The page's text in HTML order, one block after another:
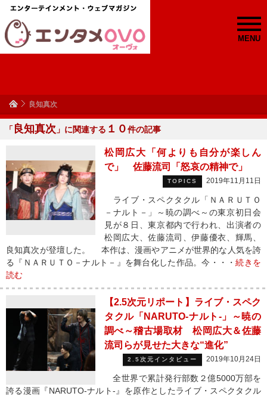
MENU
良知真次
「 良知真次 」に関連する １０件の記事
松岡広大「何よりも自分が楽しん
で」 佐藤流司「怒哀の精神で」
TOPICS 2019年11月11日
ライブ・スペクタクル「ＮＡＲＵＴＯ
－ナルト－」～暁の調べ～の東京初日会
見が８日、東京都内で行われ、出演者の
松岡広大、佐藤流司、伊藤優衣、輝馬、
良知真次が登壇した。 本作は、漫画やアニメが世界的な人気を誇
る『ＮＡＲＵＴＯ－ナルト－』を舞台化した作品。今・・・続きを
読む
【2.5次元リポート】ライブ・スペク
タクル「NARUTO-ナルト-」～暁の
調べ～稽古場取材 松岡広大＆佐藤
流司らが見せた大きな“進化”
2.5次元インタビュー 2019年10月24日
全世界で累計発行部数２億5000万部を
誇る漫画『NARUTO-ナルト-』を原作としたライブ・スペクタクル